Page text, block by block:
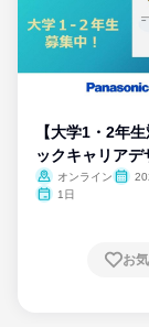
【大学1・2年
ックキャリア
ム
オンライン
1日
お